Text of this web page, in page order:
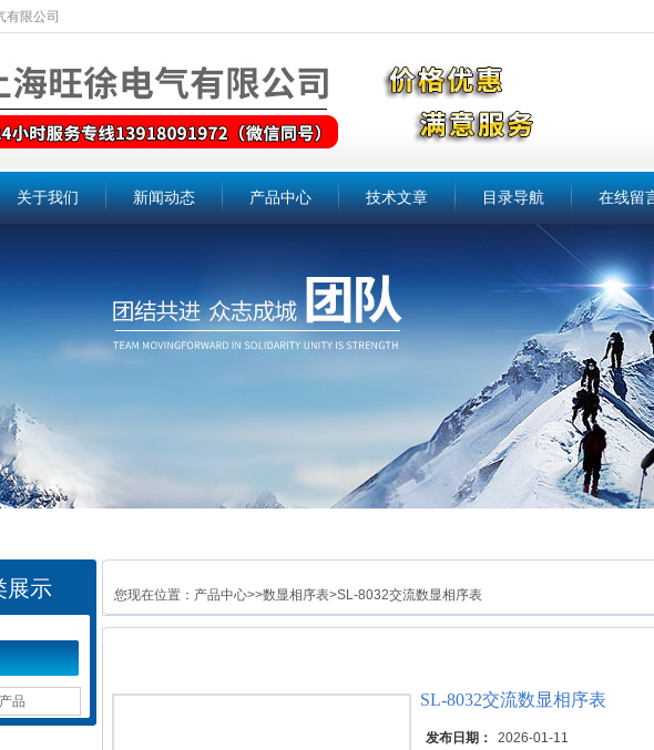
有限公司
关于我们 新闻动态 产品中心 技术文章 目录导航 在线留
展示
品
您现在位置： 产品中心>>数显相序表>SL-8032交流数显相序表
SL-8032交流数显相序表
发布日期： 2026-01-11